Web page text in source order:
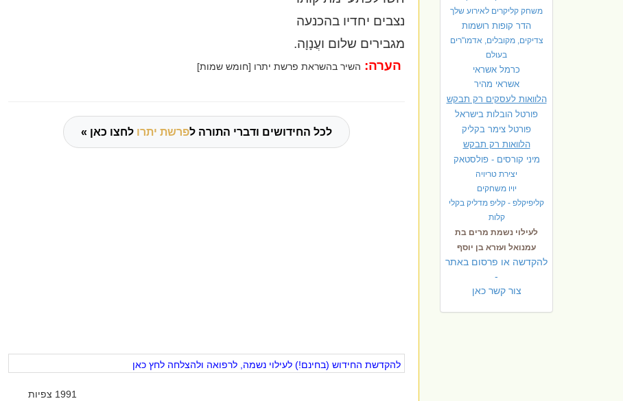
משחק קליקרים לאירוע שלך
הדר קופות רושמות
צדיקים, מקובלים, אדמו"רים
בעולם
כרמל אשראי
אשראי מהיר
הלוואות לעסקים רק תבקש
פורטל הובלות בישראל
פורטל צימר בקליק
הלוואות רק תבקש
מיני קורסים - פולסטאק
יצירת טריויה
יויו משחקים
קליפיקלפ - קליפ מדליק בקלי
קלות
לעילוי נשמת מרים בת
עמנואל ועזרא בן יוסף
להקדשה או פרסום באתר
-
צור קשר כאן
נצבים יחדיו בהכנעה
מגבירים שלום ועֲנָוָה.
הערה: השיר בהשראת פרשת יתרו [חומש שמות]
לכל החידושים ודברי התורה לפרשת יתרו לחצו כאן »
להקדשת החידוש (בחינם!) לעילוי נשמה, לרפואה ולהצלחה לחץ כאן
1991 צפיות